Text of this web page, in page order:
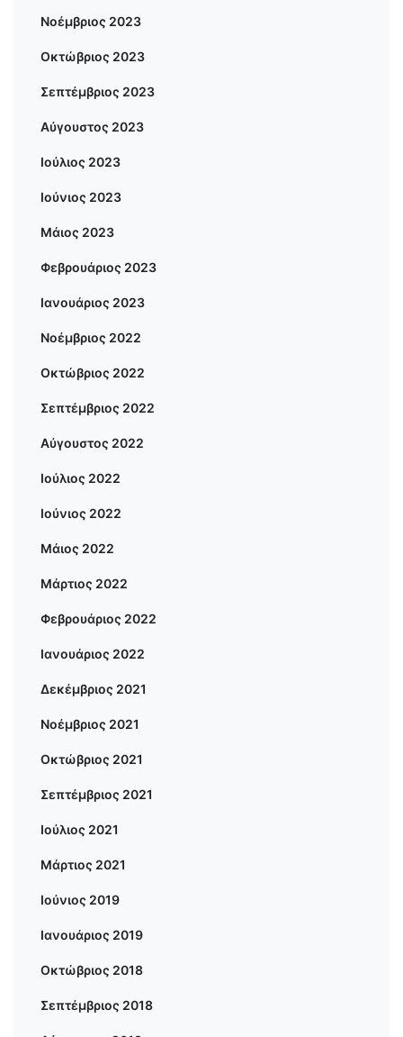
Νοέμβριος 2023
Οκτώβριος 2023
Σεπτέμβριος 2023
Αύγουστος 2023
Ιούλιος 2023
Ιούνιος 2023
Μάιος 2023
Φεβρουάριος 2023
Ιανουάριος 2023
Νοέμβριος 2022
Οκτώβριος 2022
Σεπτέμβριος 2022
Αύγουστος 2022
Ιούλιος 2022
Ιούνιος 2022
Μάιος 2022
Μάρτιος 2022
Φεβρουάριος 2022
Ιανουάριος 2022
Δεκέμβριος 2021
Νοέμβριος 2021
Οκτώβριος 2021
Σεπτέμβριος 2021
Ιούλιος 2021
Μάρτιος 2021
Ιούνιος 2019
Ιανουάριος 2019
Οκτώβριος 2018
Σεπτέμβριος 2018